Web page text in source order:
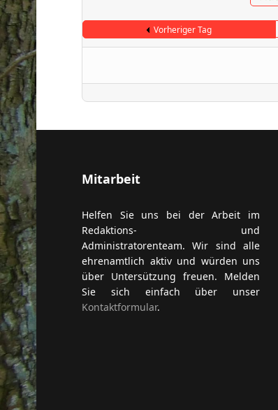
Vorheriger Tag
Mitarbeit
Helfen Sie uns bei der Arbeit im
Redaktions- und
Administratorenteam. Wir sind alle
ehrenamtlich aktiv und würden uns
über Untersützung freuen. Melden
Sie sich einfach über unser
Kontaktformular.
anzeigen